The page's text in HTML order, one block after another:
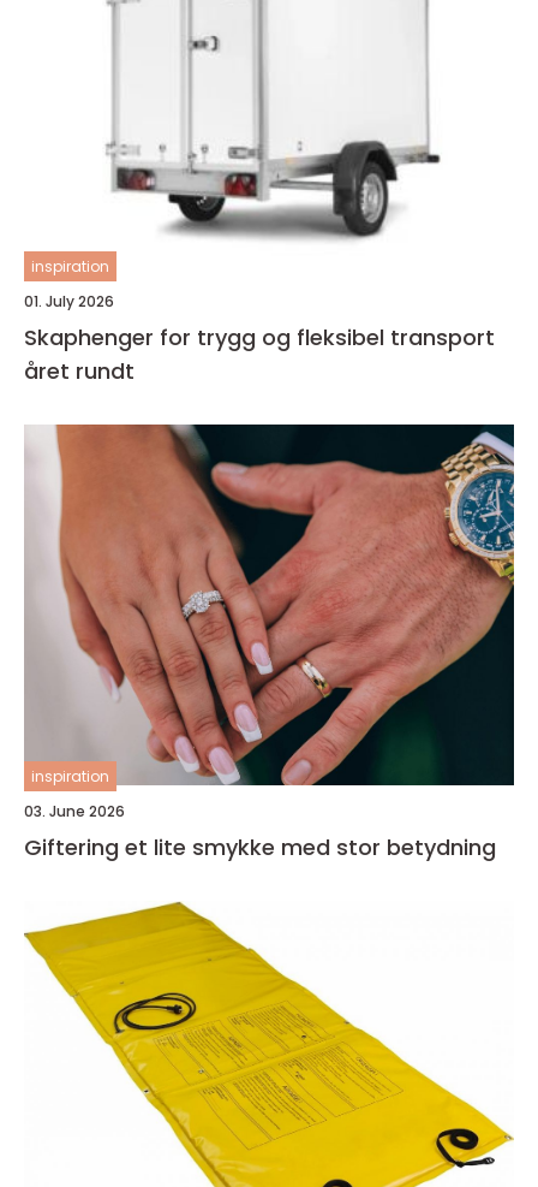
inspiration
01. July 2026
Skaphenger for trygg og fleksibel transport
året rundt
inspiration
03. June 2026
Giftering et lite smykke med stor betydning